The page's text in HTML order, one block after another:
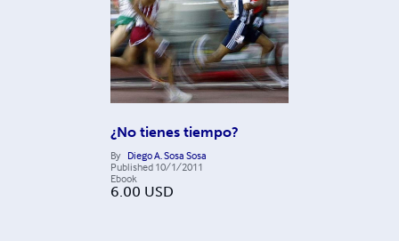
¿No tienes tiempo?
By Diego A. Sosa Sosa
Published 10/1/2011
Ebook
6.00 USD